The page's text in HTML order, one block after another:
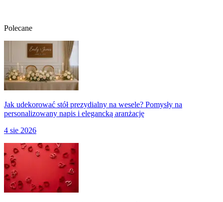
Polecane
Jak udekorować stół prezydialny na wesele? Pomysły na
personalizowany napis i elegancką aranżację
4 sie 2026